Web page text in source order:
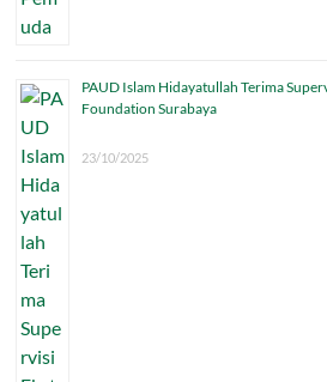
PAUD Islam Hidayatullah Terima
Foundation Surabaya
23/10/2025